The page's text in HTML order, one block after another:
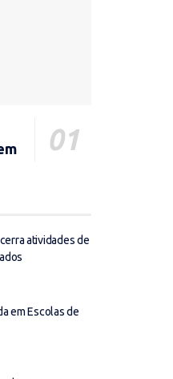
atividades de
em Escolas de